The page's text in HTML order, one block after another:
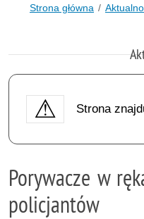
Strona główna
Strona
Porywacze w
policjantów